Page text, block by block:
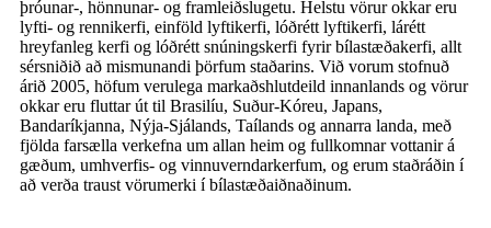
þróunar-, hönnunar- og framleiðslugetu. Helstu vörur okkar eru
lyfti- og rennikerfi, einföld lyftikerfi, lóðrétt lyftikerfi, lárétt
hreyfanleg kerfi og lóðrétt snúningskerfi fyrir bílastæðakerfi, allt
sérsniðið að mismunandi þörfum staðarins. Við vorum stofnuð
árið 2005, höfum verulega markaðshlutdeild innanlands og vörur
okkar eru fluttar út til Brasilíu, Suður-Kóreu, Japans,
Bandaríkjanna, Nýja-Sjálands, Taílands og annarra landa, með
fjölda farsælla verkefna um allan heim og fullkomnar vottanir á
gæðum, umhverfis- og vinnuverndarkerfum, og erum staðráðin í
að verða traust vörumerki í bílastæðaiðnaðinum.